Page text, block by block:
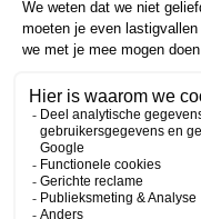
Inschrijven
FacebookInstagramLinkedIn